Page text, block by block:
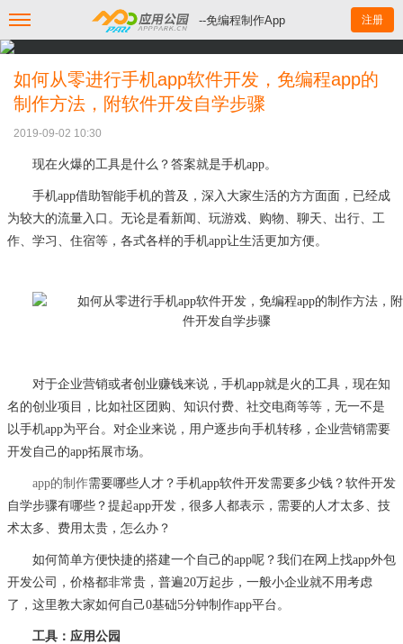
--免编程制作App 注册
如何从零进行手机app软件开发，免编程app的
制作方法，附软件开发自学步骤
2019-09-02 10:30
现在火爆的工具是什么？答案就是手机app。
手机app借助智能手机的普及，深入大家生活的方方面面，已经成
为较大的流量入口。无论是看新闻、玩游戏、购物、聊天、出行、工
作、学习、住宿等，各式各样的手机app让生活更加方便。
对于企业营销或者创业赚钱来说，手机app就是火的工具，现在知
名的创业项目，比如社区团购、知识付费、社交电商等等，无一不是
以手机app为平台。对企业来说，用户逐步向手机转移，企业营销需要
开发自己的app拓展市场。
app的制作需要哪些人才？手机app软件开发需要多少钱？软件开发
自学步骤有哪些？提起app开发，很多人都表示，需要的人才太多、技
术太多、费用太贵，怎么办？
如何简单方便快捷的搭建一个自己的app呢？我们在网上找app外包
开发公司，价格都非常贵，普遍20万起步，一般小企业就不用考虑
了，这里教大家如何自己0基础5分钟制作app平台。
工具：应用公园